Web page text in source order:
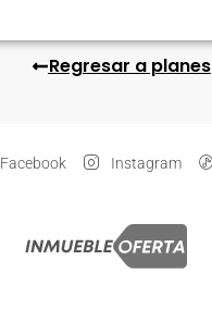
Regresar a planes
Facebook Instagram